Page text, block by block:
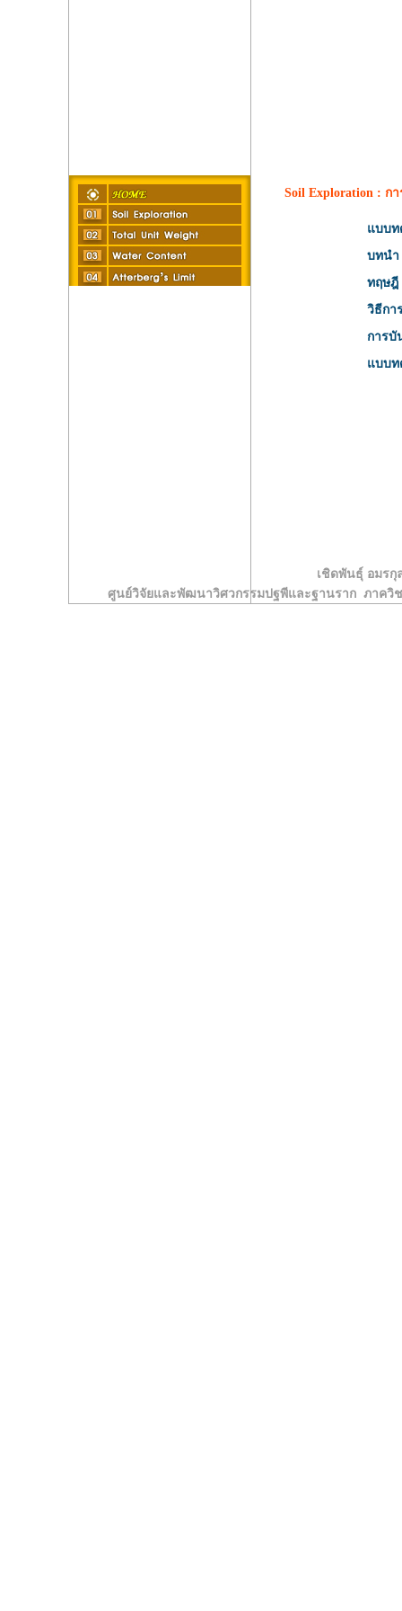
Soil Exploration : ก
แบบท
บทนำ
ทฤษฎี
วิธีกา
การบั
แบบท
เชิดพันธุ์ อมร
ศูนย์วิจัยและพัฒนาวิศวกรรมปฐพีและฐานราก ภาค